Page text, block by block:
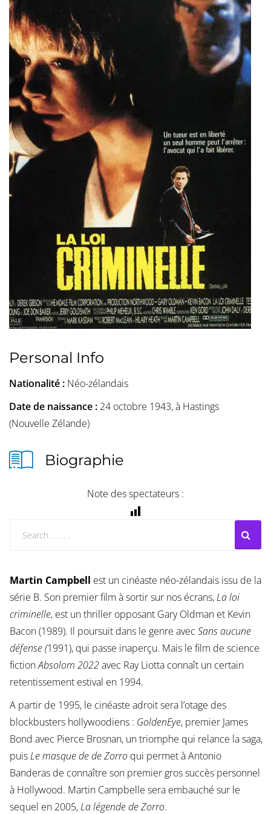
Personal Info
Nationalité : Néo-zélandais
Date de naissance : 24 octobre 1943, à Hastings
(Nouvelle Zélande)
Biographie
Note des spectateurs :
Martin Campbell est un cinéaste néo-zélandais issu de la
série B. Son premier film à sortir sur nos écrans,La loi
criminelle, est un thriller opposant Gary Oldman et Kevin
Bacon (1989). Il poursuit dans le genre avec Sans aucune
défense (1991), qui passe inaperçu. Mais le film de science
fictionAbsolom 2022avec Ray Liotta connaît un certain
retentissement estival en 1994.
A partir de 1995, le cinéaste adroit sera l’otage des
blockbusters hollywoodiens : GoldenEye, premier James
Bond avec Pierce Brosnan, un triomphe qui relance la saga,
puisLe masque de de Zorroqui permet à Antonio
Banderas de connaître son premier gros succès personnel
à Hollywood. Martin Campbelle sera embauché sur le
sequel en 2005,La légende de Zorro.